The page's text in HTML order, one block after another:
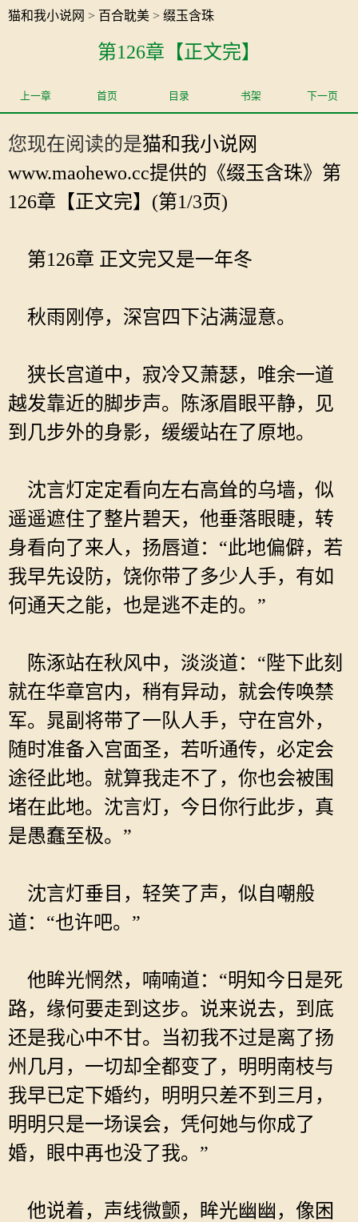
猫和我小说网 > 百合耽美 > 缀玉含珠
第126章【正文完】
上一章 首页 目录 书架 下一页
您现在阅读的是猫和我小说网
www.maohewo.cc提供的《缀玉含珠》第
126章【正文完】(第1/3页)
第126章 正文完又是一年冬
秋雨刚停，深宫四下沾满湿意。
狭长宫道中，寂冷又萧瑟，唯余一道
越发靠近的脚步声。陈涿眉眼平静，见
到几步外的身影，缓缓站在了原地。
沈言灯定定看向左右高耸的乌墙，似
遥遥遮住了整片碧天，他垂落眼睫，转
身看向了来人，扬唇道：“此地偏僻，若
我早先设防，饶你带了多少人手，有如
何通天之能，也是逃不走的。”
陈涿站在秋风中，淡淡道：“陛下此刻
就在华章宫内，稍有异动，就会传唤禁
军。晁副将带了一队人手，守在宫外，
随时准备入宫面圣，若听通传，必定会
途径此地。就算我走不了，你也会被围
堵在此地。沈言灯，今日你行此步，真
是愚蠢至极。”
沈言灯垂目，轻笑了声，似自嘲般
道：“也许吧。”
他眸光惘然，喃喃道：“明知今日是死
路，缘何要走到这步。说来说去，到底
还是我心中不甘。当初我不过是离了扬
州几月，一切却全都变了，明明南枝与
我早已定下婚约，明明只差不到三月，
明明只是一场误会，凭何她与你成了
婚，眼中再也没了我。”
他说着，声线微颤，眸光幽幽，像困